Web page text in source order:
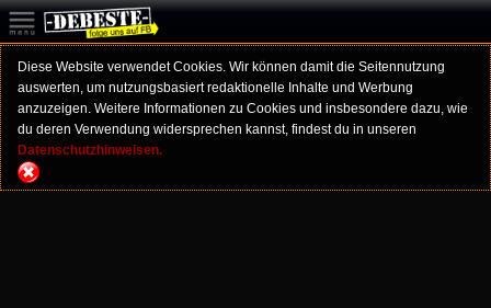
Diese Website verwendet Cookies. Wir können damit die Seitennutzung
auswerten, um nutzungsbasiert redaktionelle Inhalte und Werbung
anzuzeigen. Weitere Informationen zu Cookies und insbesondere dazu, wie
du deren Verwendung widersprechen kannst, findest du in unseren
Datenschutzhinweisen.